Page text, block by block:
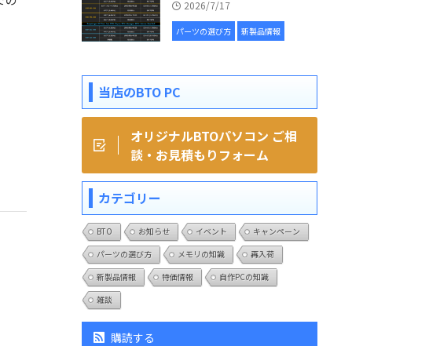
2026/7/17
パーツの選び方 新製品情報
当店のBTO PC
オリジナルBTOパソコン ご相
談・お見積もりフォーム
カテゴリー
BTO お知らせ イベント
キャンペーン
パーツの選び方
メモリの知識
再入荷
新製品情報
特価情報
自作PCの知識
雑談
購読する